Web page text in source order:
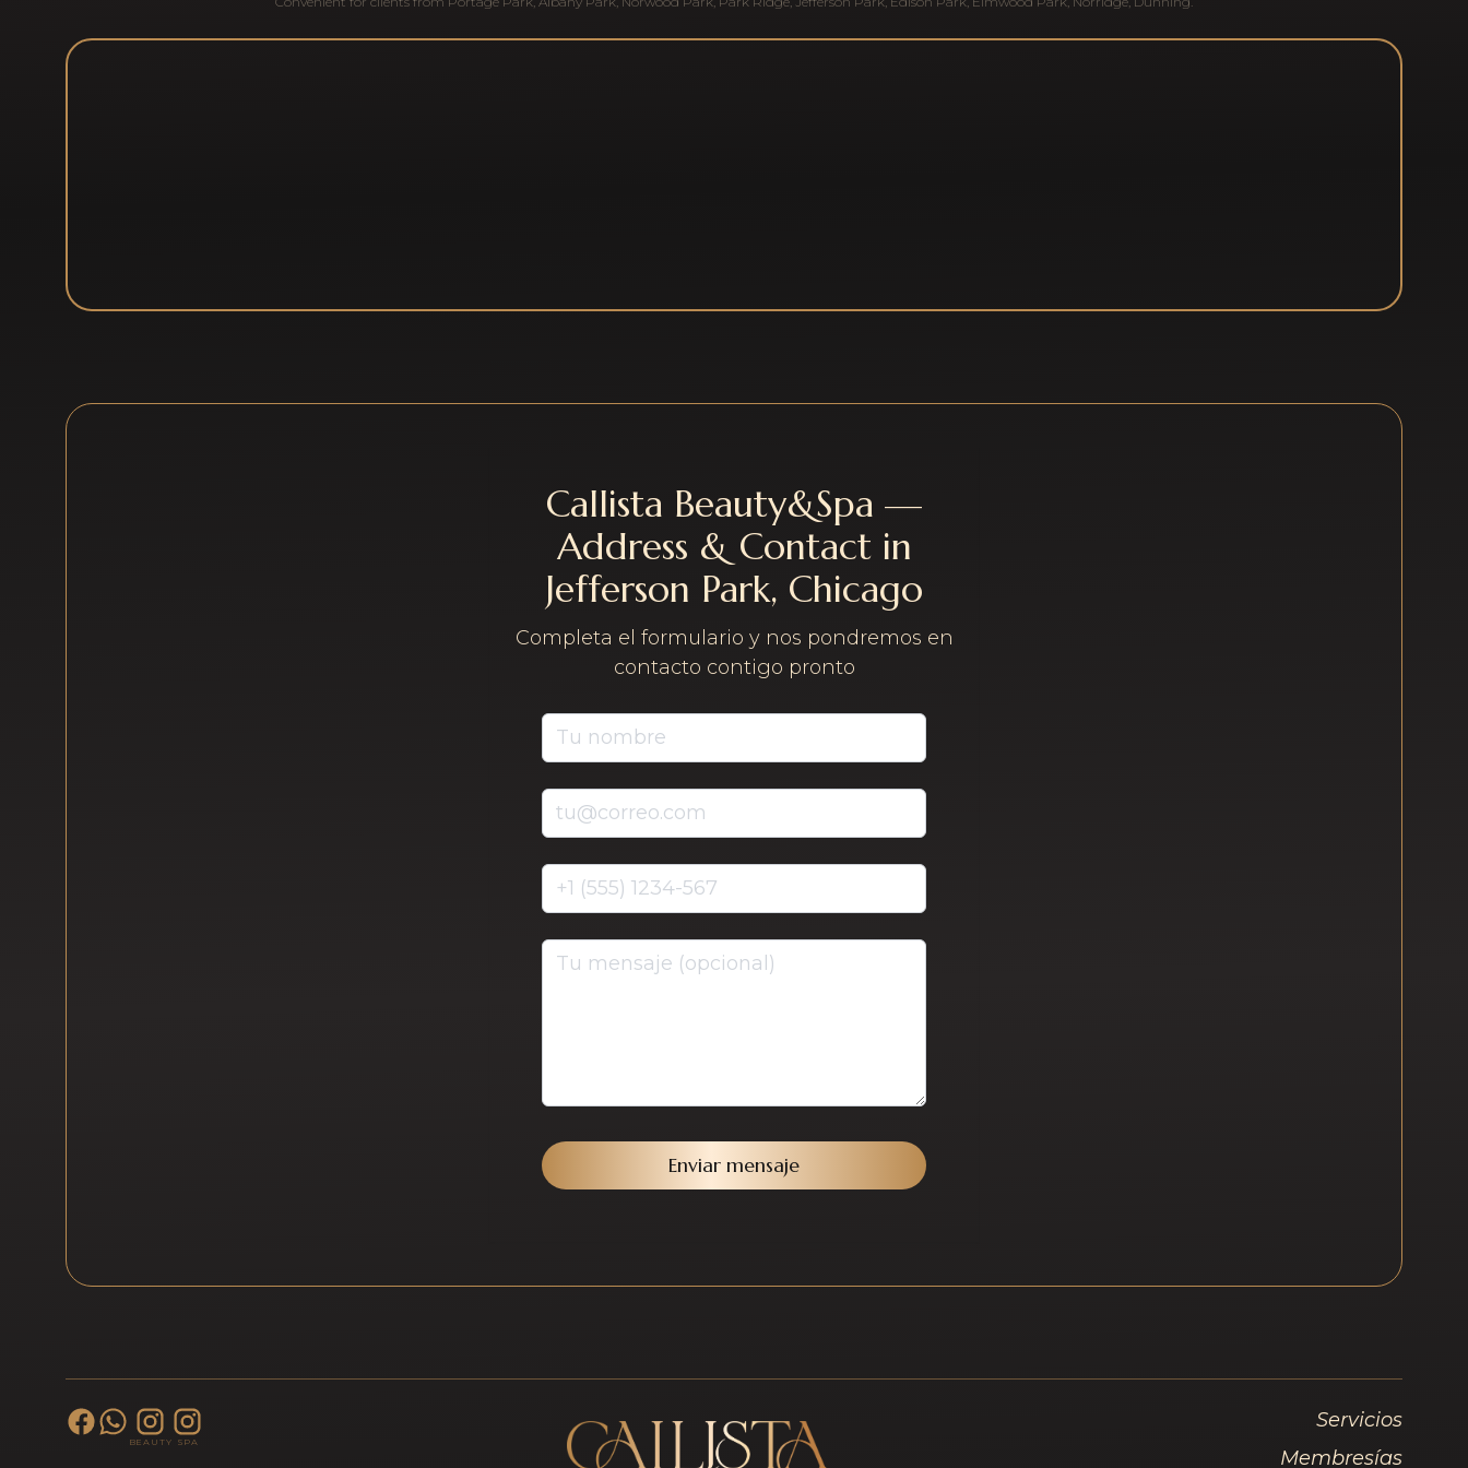
Callista Beauty&Spa —
Address & Contact in
Jefferson Park, Chicago
Completa el formulario y nos pondremos en
contacto contigo pronto
Enviar mensaje
Servicios
Membresías
BEAUTY SPA